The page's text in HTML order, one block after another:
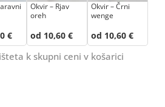
€
Okvir – Rjav
oreh
od 10,60 €
Okvir – Črni
wenge
od 10,60 €
k skupni ceni v košarici